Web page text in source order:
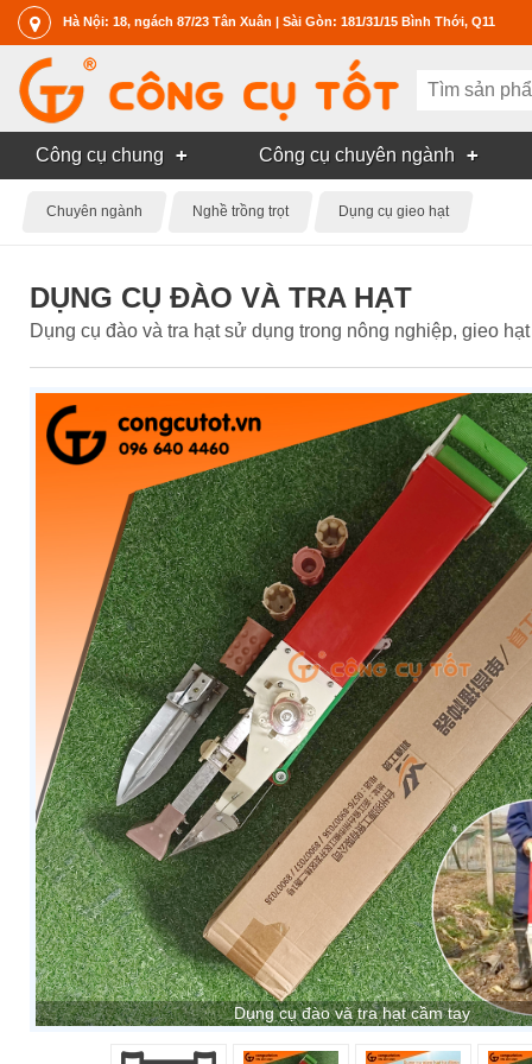
Hà Nội: 18, ngách 87/23 Tân Xuân | Sài Gòn: 181/31/15 Bình Thới, Q11
Công cụ chung Công cụ chuyên ngành
Chuyên ngành Nghề trồng trọt Dụng cụ gieo hạt
DỤNG CỤ ĐÀO VÀ TRA HẠT
Dụng cụ đào và tra hạt sử dụng trong nông nghiệp, gieo
Dụng cụ đào và tra hạt cầm tay